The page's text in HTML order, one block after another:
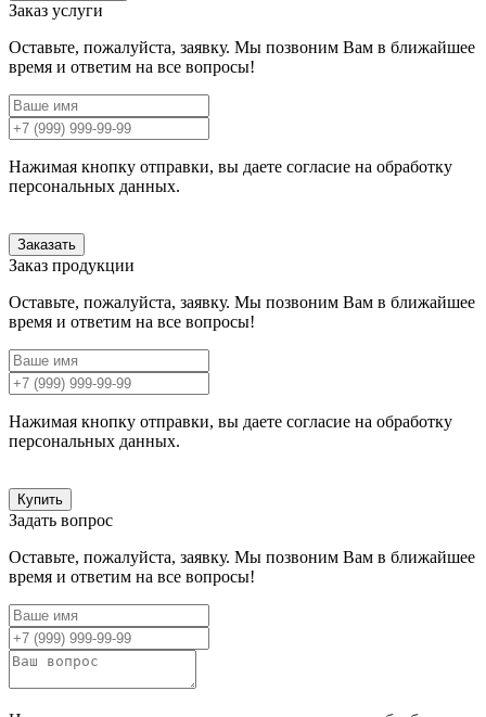
Заказ услуги
Оставьте, пожалуйста, заявку. Мы позвоним Вам в ближайшее
время и ответим на все вопросы!
Нажимая кнопку отправки, вы даете согласие на обработку
персональных данных.
Заказать
Заказ продукции
Оставьте, пожалуйста, заявку. Мы позвоним Вам в ближайшее
время и ответим на все вопросы!
Нажимая кнопку отправки, вы даете согласие на обработку
персональных данных.
Купить
Задать вопрос
Оставьте, пожалуйста, заявку. Мы позвоним Вам в ближайшее
время и ответим на все вопросы!